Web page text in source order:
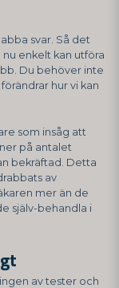
svar. Så det
enkelt kan utföra
Du behöver inte
hur vi kan
som insåg att
på antalet
bekräftad. Detta
av
mer än de
själv-behandla i
av tester och